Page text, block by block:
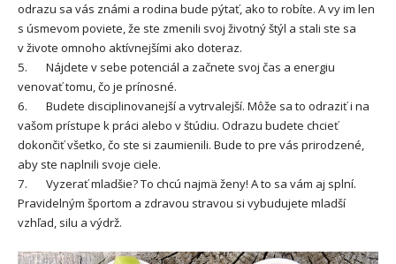
odrazu sa vás známi a rodina bude pýtať, ako to robíte. A vy im len
s úsmevom poviete, že ste zmenili svoj životný štýl a stali ste sa
v živote omnoho aktívnejšími ako doteraz.
5. Nájdete v sebe potenciál a začnete svoj čas a energiu
venovať tomu, čo je prínosné.
6. Budete disciplinovanejší a vytrvalejší. Môže sa to odraziť i na
vašom prístupe k práci alebo v štúdiu. Odrazu budete chcieť
dokončiť všetko, čo ste si zaumienili. Bude to pre vás prirodzené,
aby ste naplnili svoje ciele.
7. Vyzerať mladšie? To chcú najmä ženy! A to sa vám aj splní.
Pravidelným športom a zdravou stravou si vybudujete mladší
vzhľad, silu a výdrž.